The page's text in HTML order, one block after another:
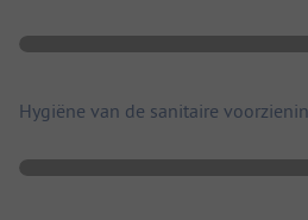
Hygiëne van de sanitaire